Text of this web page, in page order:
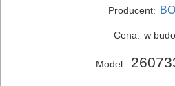
ZESTAWY
NARZĘDZI
akumulatory
Producent:
Cena: w
Model: